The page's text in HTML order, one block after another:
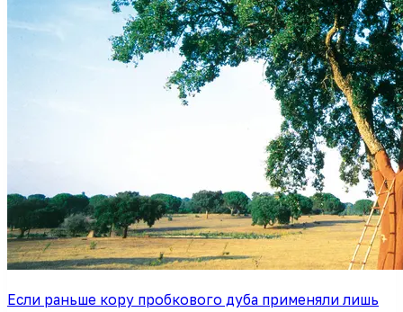
Если раньше кору пробкового дуба применяли лишь